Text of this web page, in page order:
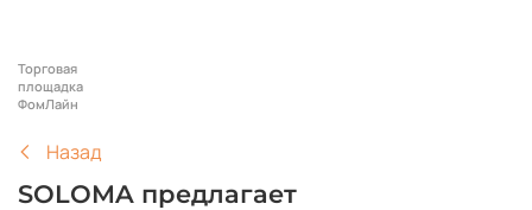
Торговая
площадка
ФомЛайн
Назад
SOLOMA предлагает